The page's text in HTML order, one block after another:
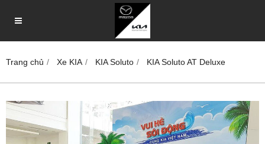
Trang chủ Xe KIA KIA Soluto KIA Soluto AT Deluxe